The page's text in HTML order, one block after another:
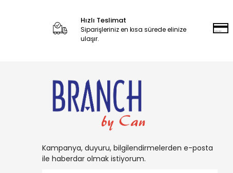
Hızlı Teslimat
Siparişleriniz en kısa sürede elinize
ulaşır.
Kampanya, duyuru, bilgilendirmelerden e-posta
ile haberdar olmak istiyorum.